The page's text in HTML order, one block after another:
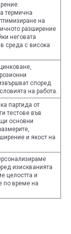
термична
на
разширение
неговата
среда с висока
според
на работа.
партида от
тестове във
основни
и якост на
изискванията
целостта и
по време на